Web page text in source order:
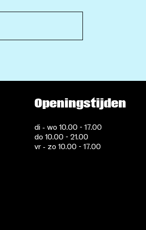
Openingstijden
di - wo 10.00 - 17.00
do 10.00 - 21.00
vr - zo 10.00 - 17.00